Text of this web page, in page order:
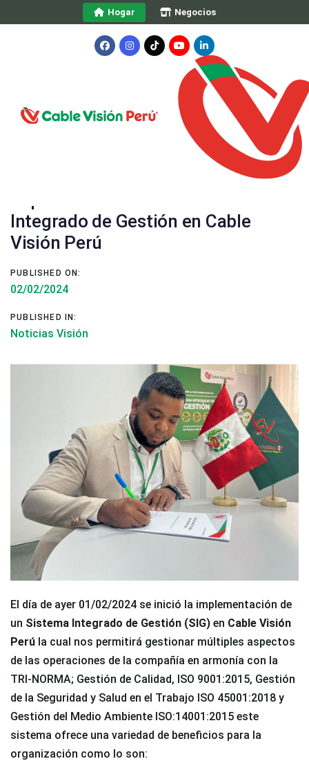
links
to
content
Hogar Negocios
Integrado de Gestión en Cable
Visión Perú
PUBLISHED ON:
02/02/2024
PUBLISHED IN:
Noticias Visión
El día de ayer 01/02/2024 se inició la implementación de
un Sistema Integrado de Gestión (SIG) en Cable Visión
Perú la cual nos permitirá gestionar múltiples aspectos
de las operaciones de la compañía en armonía con la
TRI-NORMA; Gestión de Calidad, ISO 9001:2015, Gestión
de la Seguridad y Salud en el Trabajo ISO 45001:2018 y
Gestión del Medio Ambiente ISO:14001:2015 este
sistema ofrece una variedad de beneficios para la
organización como lo son: